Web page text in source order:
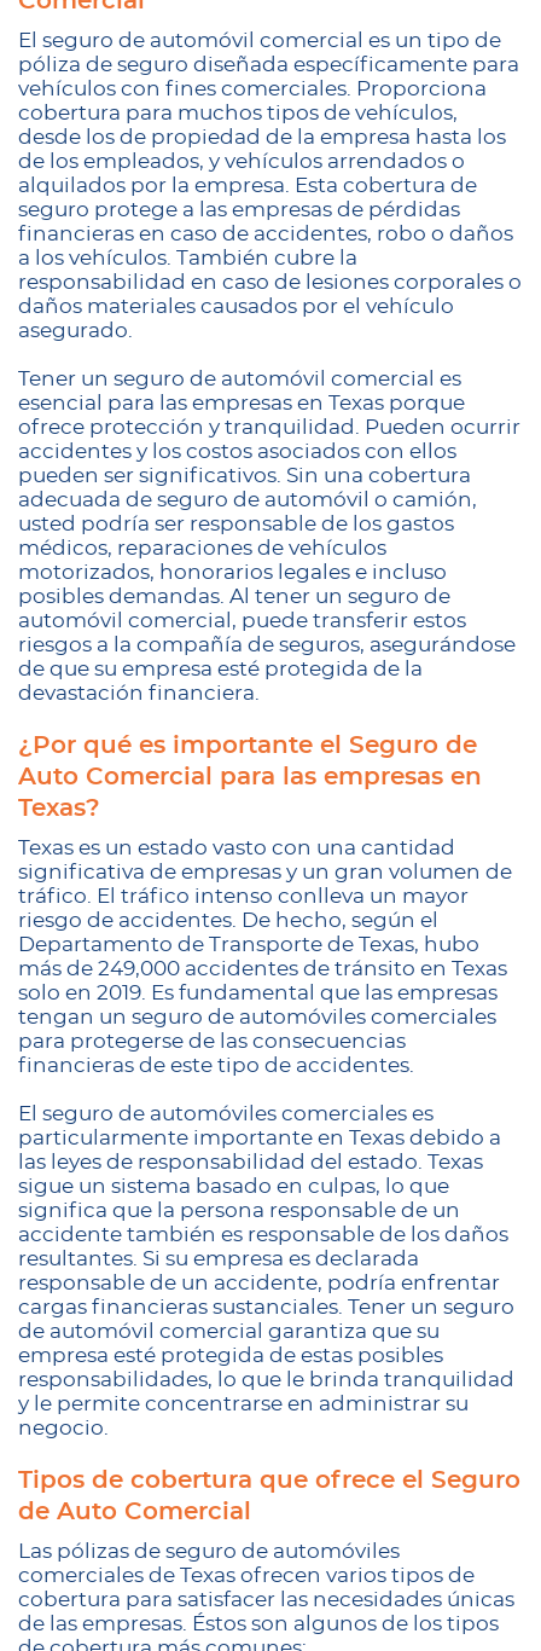
El seguro de automóvil comercial es un tipo de
póliza de seguro diseñada específicamente para
vehículos con fines comerciales. Proporciona
cobertura para muchos tipos de vehículos,
desde los de propiedad de la empresa hasta los
de los empleados, y vehículos arrendados o
alquilados por la empresa. Esta cobertura de
seguro protege a las empresas de pérdidas
financieras en caso de accidentes, robo o daños
a los vehículos. También cubre la
responsabilidad en caso de lesiones corporales o
daños materiales causados por el vehículo
asegurado.
Tener un seguro de automóvil comercial es
esencial para las empresas en Texas porque
ofrece protección y tranquilidad. Pueden ocurrir
accidentes y los costos asociados con ellos
pueden ser significativos. Sin una cobertura
adecuada de seguro de automóvil o camión,
usted podría ser responsable de los gastos
médicos, reparaciones de vehículos
motorizados, honorarios legales e incluso
posibles demandas. Al tener un seguro de
automóvil comercial, puede transferir estos
riesgos a la compañía de seguros, asegurándose
de que su empresa esté protegida de la
devastación financiera.
¿Por qué es importante el Seguro de
Auto Comercial para las empresas en
Texas?
Texas es un estado vasto con una cantidad
significativa de empresas y un gran volumen de
tráfico. El tráfico intenso conlleva un mayor
riesgo de accidentes. De hecho, según el
Departamento de Transporte de Texas, hubo
más de 249,000 accidentes de tránsito en Texas
solo en 2019. Es fundamental que las empresas
tengan un seguro de automóviles comerciales
para protegerse de las consecuencias
financieras de este tipo de accidentes.
El seguro de automóviles comerciales es
particularmente importante en Texas debido a
las leyes de responsabilidad del estado. Texas
sigue un sistema basado en culpas, lo que
significa que la persona responsable de un
accidente también es responsable de los daños
resultantes. Si su empresa es declarada
responsable de un accidente, podría enfrentar
cargas financieras sustanciales. Tener un seguro
de automóvil comercial garantiza que su
empresa esté protegida de estas posibles
responsabilidades, lo que le brinda tranquilidad
y le permite concentrarse en administrar su
negocio.
Tipos de cobertura que ofrece el Seguro
de Auto Comercial
Las pólizas de seguro de automóviles
comerciales de Texas ofrecen varios tipos de
cobertura para satisfacer las necesidades únicas
de las empresas. Éstos son algunos de los tipos